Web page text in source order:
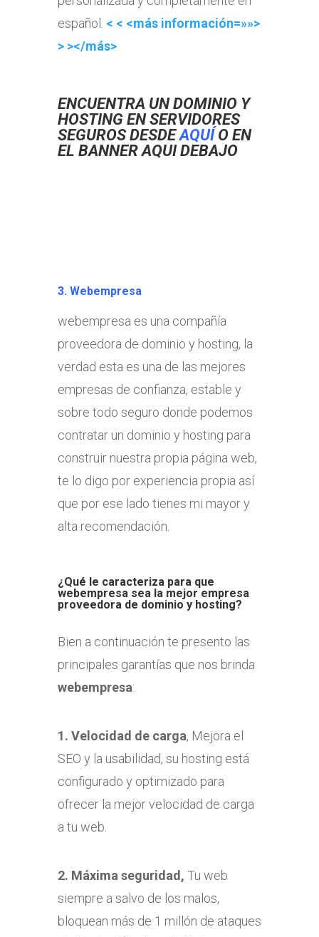
español. < < <más información=»»>
> ></más>
ENCUENTRA UN DOMINIO Y
HOSTING EN SERVIDORES
SEGUROS DESDEAQUÍ O EN
EL BANNER AQUI DEBAJO
3. Webempresa
webempresa es una compañía
proveedora de dominio y hosting, la
verdad esta es una de las mejores
empresas de confianza, estable y
sobre todo seguro donde podemos
contratar un dominio y hosting para
construir nuestra propia página web,
te lo digo por experiencia propia así
que por ese lado tienes mi mayor y
alta recomendación.
¿Qué le caracteriza para que
webempresa sea la mejor empresa
proveedora de dominio y hosting?
Bien a continuación te presento las
principales garantías que nos brinda
webempresa:
1. Velocidad de carga, Mejor​a el
SEO y la usabilidad, su hosting está
configurado y optimizado para
ofrecer la mejor velocidad de carga
a tu web.
2. Máxima seguridad, Tu web
siempre a salvo de los malos,
bloquean más de 1 millón de ataques